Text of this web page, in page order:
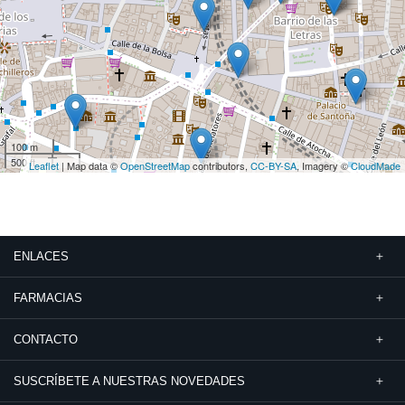
100 m
500 ftLeaflet | Map data ©OpenStreetMapcontributors, CC-BY-SA, Imagery ©CloudMade
ENLACES
FARMACIAS
CONTACTO
SUSCRÍBETE A NUESTRAS NOVEDADES